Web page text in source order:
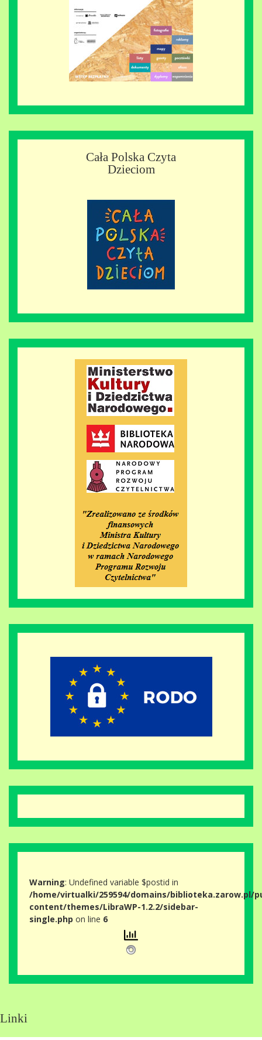
Cała Polska Czyta
Dzieciom
Warning: Undefined variable $postid in
/home/virtualki/259594/domains/biblioteka.zarow.pl/
content/themes/LibraWP-1.2.2/sidebar-
single.php on line 6
Linki